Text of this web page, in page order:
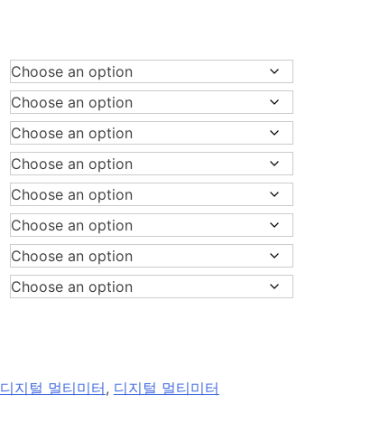
디지털 멀티미터, 디지털 멀티미터